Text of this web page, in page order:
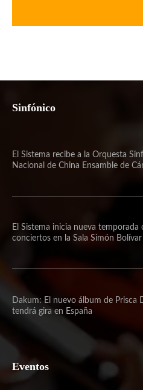
Sinfónico
El Sistema recibe a la Orquesta
Nacional de China Ensamble de
El Sistema inicia nueva temporada
conciertos en la Sala Simón Bolívar
Dakum: El nuevo álbum de Prisca
tendrá gira en España
Eventos